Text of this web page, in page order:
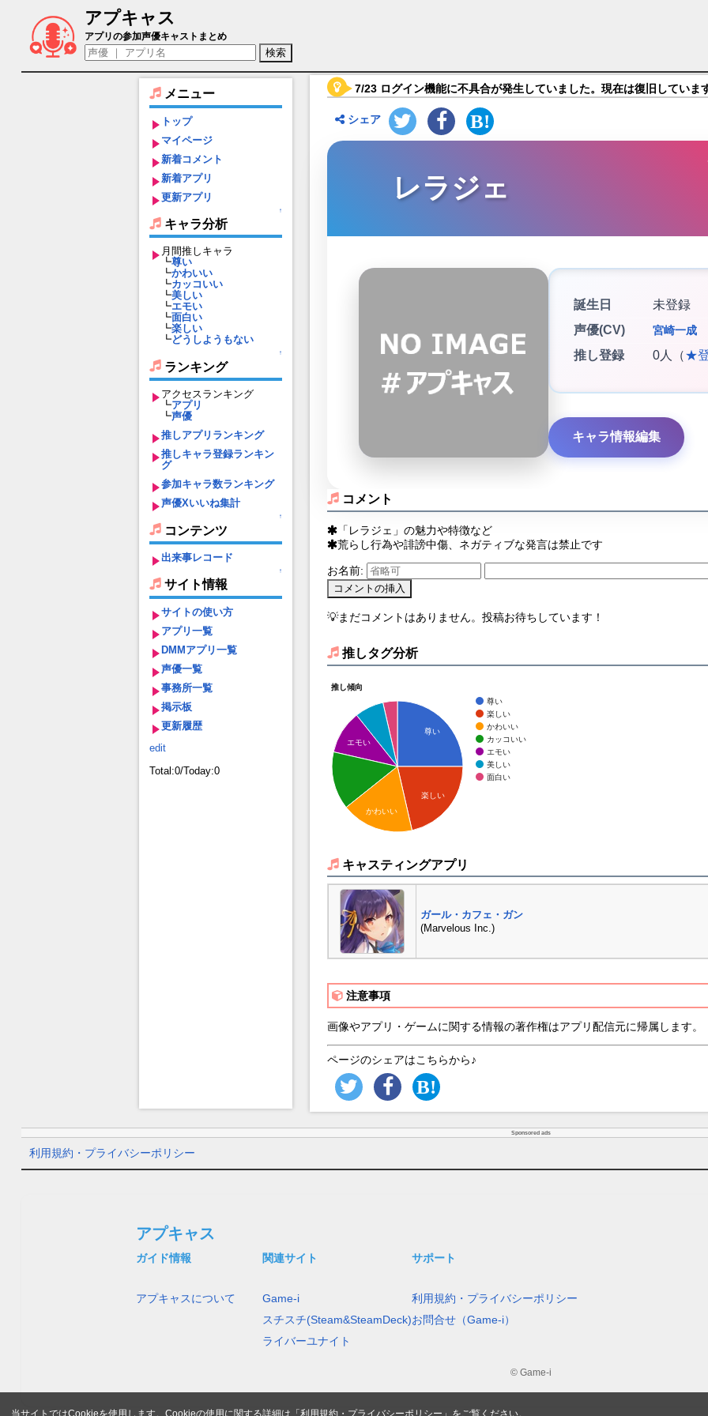
アプキャス
レラジェ（声優：宮崎一成)【ガール・カフェ・ガン】キャラ紹介
アプリの参加声優キャストまとめ
メニュー
トップ
マイページ
新着コメント
新着アプリ
更新アプリ
↑
キャラ分析
月間推しキャラ
┗尊い
┗かわいい
┗カッコいい
┗美しい
┗エモい
┗面白い
┗楽しい
┗どうしようもない
↑
ランキング
アクセスランキング
┗アプリ
┗声優
推しアプリランキング
推しキャラ登録ランキン
グ
参加キャラ数ランキング
声優Xいいね集計
↑
コンテンツ
出来事レコード
↑
サイト情報
サイトの使い方
アプリ一覧
DMMアプリ一覧
声優一覧
事務所一覧
掲示板
更新履歴
edit
Total:0/Today:0
7/23 ログイン機能に不具合が発生していました。現在は復旧していま
シェア
レラジェ
誕生日
未登録
声優(CV)
宮崎一成
推し登録 0人（★
キャラ情報編集
コメント
「レラジェ」の魅力や特徴など
荒らし行為や誹謗中傷、ネガティブな発言は禁止です
お名前:
💡まだコメントはありません。投稿お待ちしています！
推しタグ分析
推し傾向
尊い
楽しい
かわいい
カッコいい
エモい
美しい
面白い
尊い
楽しい
エモい
かわいい
キャスティングアプリ
ガール・カフェ・ガン
(Marvelous Inc.)
注意事項
画像やアプリ・ゲームに関する情報の著作権はアプリ配信元に帰属します。
ページのシェアはこちらから♪
Sponsored ads
利用規約・プライバシーポリシー
アプキャス
ガイド情報
アプキャスについて
関連サイト
Game-i
スチスチ(Steam&SteamDeck)
ライバーユナイト
サポート
利用規約・プライバシーポリシー
お問合せ（Game-i）
© Game-i
当サイトではCookieを使用します。Cookieの使用に関する詳細は「利用規約・プライバシーポリシー 」をご覧ください。